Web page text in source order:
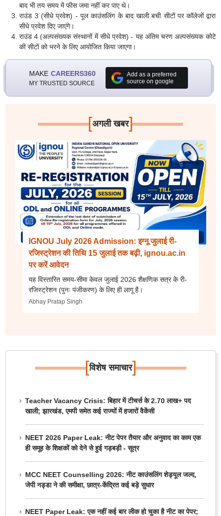
बाद भी तय समय में फीस जमा नहीं कर पाए थे।
राउंड 3 (सीधे प्रवेश) - पूल काउंसलिंग के बाद खाली बची सीटों पर कॉलेजों द्वारा
सीधे प्रवेश दिए जाएंगे।
राउंड 4 (अल्पसंख्यक संस्थानों में सीधे प्रवेश) - यह अंतिम चरण अल्पसंख्यक कोटे
की सीटों को भरने के लिए आयोजित किया जाएगा।
MAKE CAREERS360
MY TRUSTED SOURCE
Add as a preferred
source on google
[अगली खबर]
IGNOU July 2026 Admission: इग्नू जुलाई री-
रजिस्ट्रेशन की तिथि 15 जुलाई तक बढ़ी, ignou.ac.in
पर करें आवेदन
यह विस्तारित समय-सीमा केवल जुलाई 2026 शैक्षणिक सत्र के री-
रजिस्ट्रेशन (पुनः पंजीकरण) के लिए ही लागू है।
Abhay Pratap Singh
[विशेष समाचार]
Teacher Vacancy Crisis: बिहार में टीचर्स के 2.70 लाख+ पद
खाली; झारखंड, एमपी समेत कई राज्यों में हजारों वैकेंसी
NEET 2026 Paper Leak: नीट पेपर तैयार और अनुवाद का काम एक
ही समूह के शिक्षकों को देने से हुई गड़बड़ी - सूत्र
MCC NEET Counselling 2026: नीट काउंसलिंग शेड्यूल जल्द,
जेपी नड्डा ने की समीक्षा, छात्र-केंद्रित कई बड़े सुधार
NEET Paper Leak: एक नहीं कई बार लीक हो चुका है नीट का पेपर;